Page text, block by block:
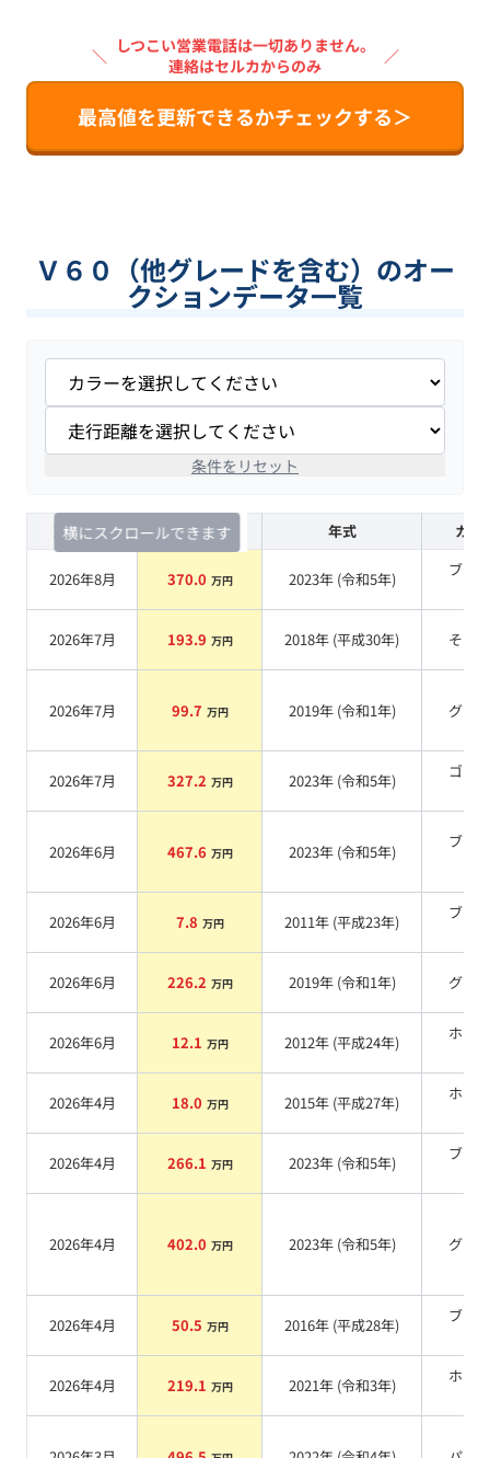
＼ しつこい営業電話は一切ありません。
連絡はセルカからのみ
／
最高値を更新できるかチェックする＞
Ｖ６０（他グレードを含む）のオー
クションデータ一覧
条件をリセット
横にスクロールできます
査定時期 セルカ実績 年式 カラ
2026年8月 370.0 万円 2023年 (令和5年)
ブラ
2026年7月 193.9 万円 2018年 (平成30年) その他
2026年7月 99.7 万円 2019年 (令和1年) グレー
2026年7月 327.2 万円 2023年 (令和5年)
ゴー
2026年6月 467.6 万円 2023年 (令和5年)
ブラ
2026年6月 7.8 万円 2011年 (平成23年)
ブラ
2026年6月 226.2 万円 2019年 (令和1年) グレー
2026年6月 12.1 万円 2012年 (平成24年)
ホワ
2026年4月 18.0 万円 2015年 (平成27年)
ホワ
2026年4月 266.1 万円 2023年 (令和5年)
ブラ
2026年4月 402.0 万円 2023年 (令和5年) グレー
2026年4月 50.5 万円 2016年 (平成28年)
ブラ
2026年4月 219.1 万円 2021年 (令和3年)
ホワ